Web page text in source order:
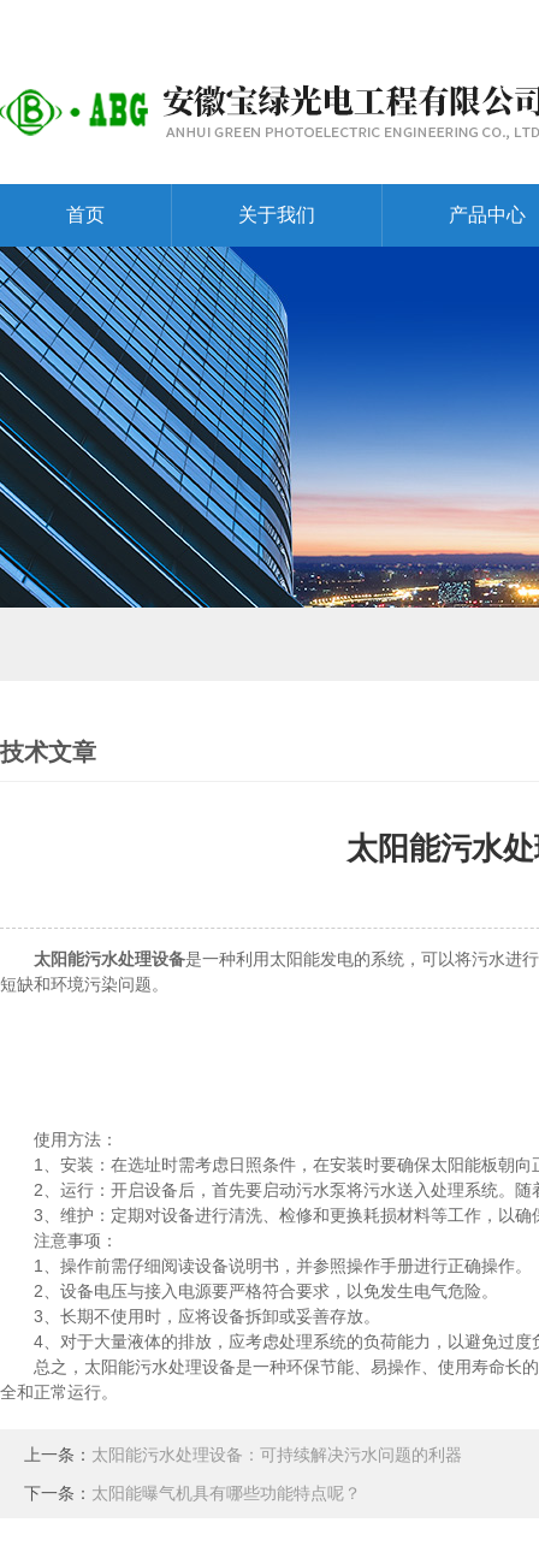
首页 关于我们 产品中心
技术文章
太阳能污水
太阳能污水处理设备是一种利用太阳能发电的系统，可以将污水进
短缺和环境污染问题。
使用方法：
1、安装：在选址时需考虑日照条件，在安装时要确保太阳能板朝向
2、运行：开启设备后，首先要启动污水泵将污水送入处理系统。随
3、维护：定期对设备进行清洗、检修和更换耗损材料等工作，以确
注意事项：
1、操作前需仔细阅读设备说明书，并参照操作手册进行正确操作。
2、设备电压与接入电源要严格符合要求，以免发生电气危险。
3、长期不使用时，应将设备拆卸或妥善存放。
4、对于大量液体的排放，应考虑处理系统的负荷能力，以避免过度
总之，太阳能污水处理设备是一种环保节能、易操作、使用寿命长
全和正常运行。
上一条： 太阳能污水处理设备：可持续解决污水问题的利器
下一条： 太阳能曝气机具有哪些功能特点呢？